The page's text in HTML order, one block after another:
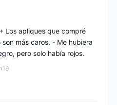
Los apliques que compré
más caros. - Me hubiera
pero solo había rojos.